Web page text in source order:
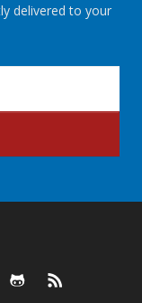
delivered to your